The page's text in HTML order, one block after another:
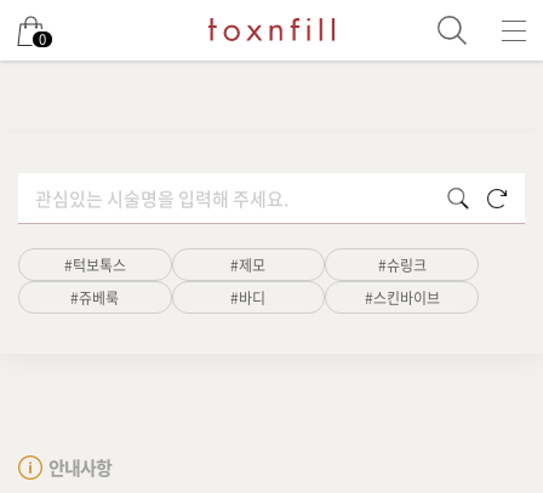
0
검색 초기화
#턱보톡스 #제모
#슈링크
#쥬베룩
#바디 #스킨바이브
안내사항
남은 시술/관리권 예약